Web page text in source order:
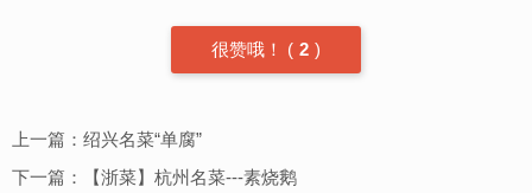
很赞哦！ ( 2 )
上一篇： 绍兴名菜“单腐”
下一篇：
【浙菜】杭州名菜---素烧鹅